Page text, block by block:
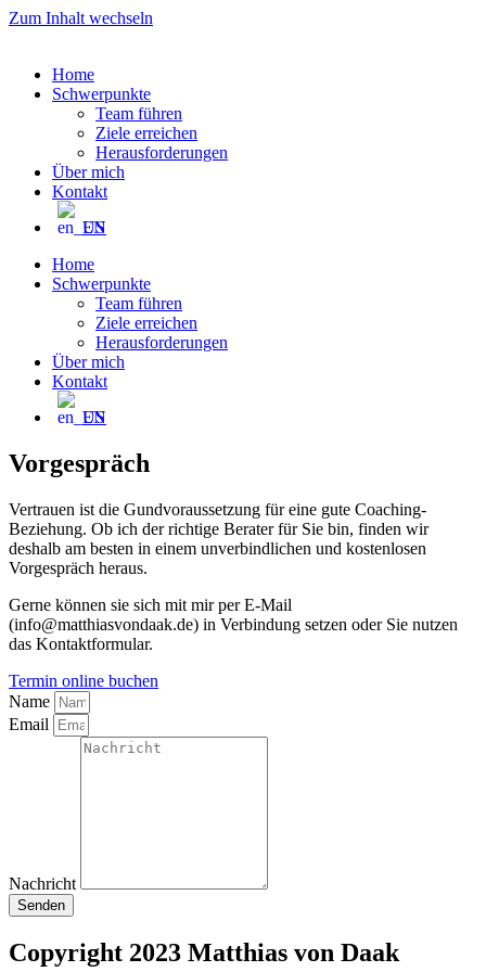
Zum Inhalt wechseln
Home
Schwerpunkte
Team führen
Ziele erreichen
Herausforderungen
Über mich
Kontakt
EN
Home
Schwerpunkte
Team führen
Ziele erreichen
Herausforderungen
Über mich
Kontakt
EN
Vorgespräch
Vertrauen ist die Gundvoraussetzung für eine gute Coaching-
Beziehung. Ob ich der richtige Berater für Sie bin, finden wir
deshalb am besten in einem unverbindlichen und kostenlosen
Vorgespräch heraus.
Gerne können sie sich mit mir per E-Mail
(info@matthiasvondaak.de) in Verbindung setzen oder Sie nutzen
das Kontaktformular.
Termin online buchen
Name
Email
Nachricht
Senden
Copyright 2023 Matthias von Daak